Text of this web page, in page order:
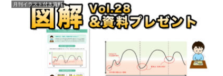
月刊イラスト付き資料